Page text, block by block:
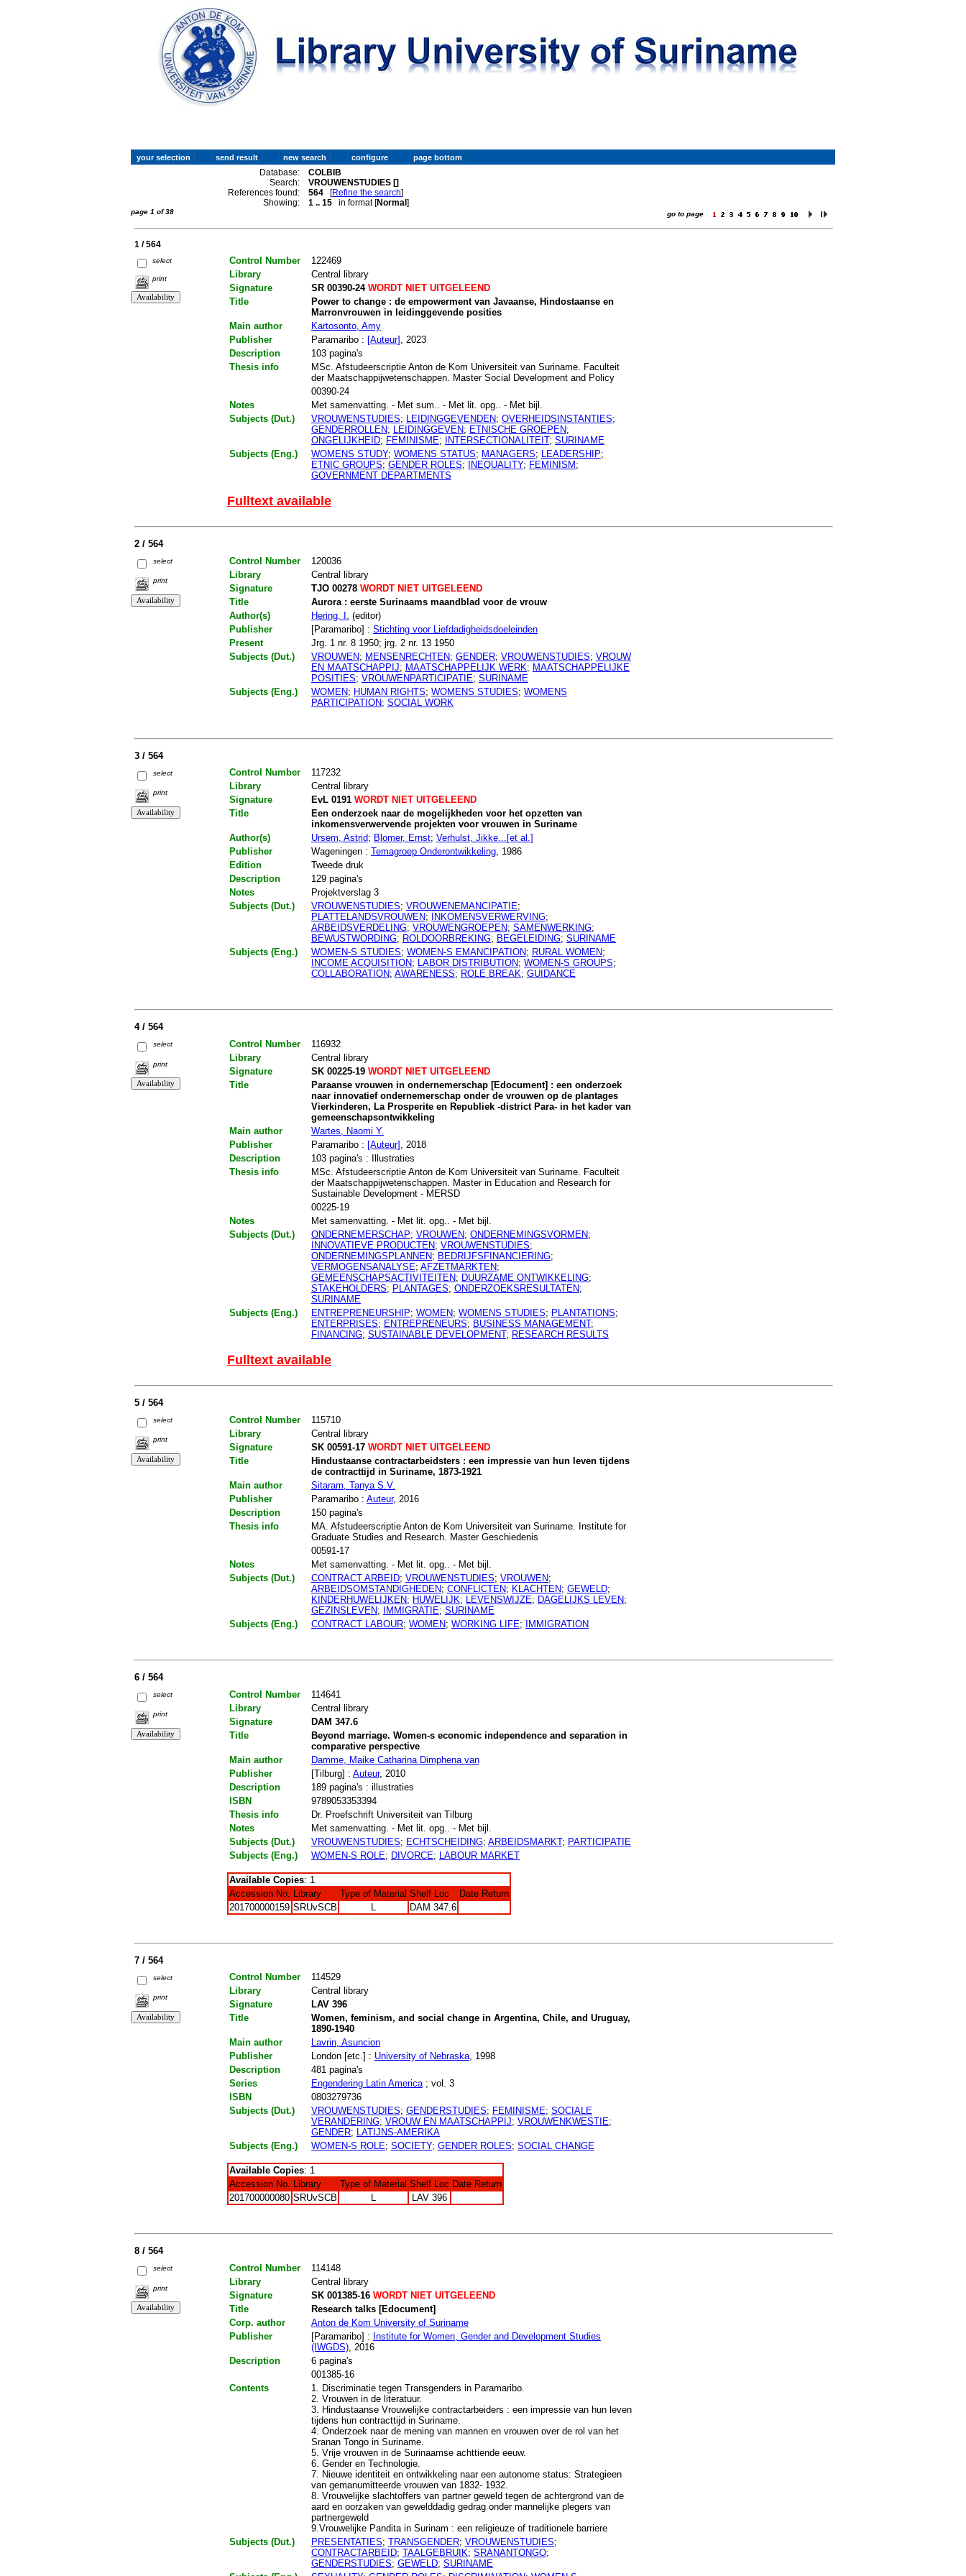
Database:
COLBIB
Search:
VROUWENSTUDIES []
References found:
564 [Refine the search]
Showing:
1 .. 15 in format [Normal]
page 1 of 38 go to page
1 / 564
select
print
Control Number
122469
Library
Central library
Signature
SR 00390-24WORDT NIET UITGELEEND
Title
Power to change : de empowerment van Javaanse, Hindostaanse en
Marronvrouwen in leidinggevende posities
Main author
Kartosonto, Amy
Publisher
Paramaribo : [Auteur]
, 2023
Description
103 pagina's
Thesis info
MSc. Afstudeerscriptie Anton de Kom Universiteit van Suriname. Faculteit
der Maatschappijwetenschappen. Master Social Development and Policy
00390-24
Notes
Met samenvatting. - Met sum.. - Met lit. opg.. - Met bijl.
Subjects (Dut.)
VROUWENSTUDIES; LEIDINGGEVENDEN; OVERHEIDSINSTANTIES;
GENDERROLLEN; LEIDINGGEVEN; ETNISCHE GROEPEN;
ONGELIJKHEID; FEMINISME; INTERSECTIONALITEIT; SURINAME
Subjects (Eng.)
WOMENS STUDY; WOMENS STATUS; MANAGERS; LEADERSHIP;
ETNIC GROUPS; GENDER ROLES; INEQUALITY; FEMINISM ;
GOVERNMENT DEPARTMENTS
Fulltext available
2 / 564
select
print
Control Number
120036
Library
Central library
Signature
TJO 00278WORDT NIET UITGELEEND
Title
Aurora : eerste Surinaams maandblad voor de vrouw
Author(s)
Hering, I. (editor)
Publisher
[Paramaribo] : Stichting voor Liefdadigheidsdoeleinden
Present
Jrg. 1 nr. 8 1950; jrg. 2 nr. 13 1950
Subjects (Dut.)
VROUWEN; MENSENRECHTEN; GENDER; VROUWENSTUDIES; VROUW
EN MAATSCHAPPIJ; MAATSCHAPPELIJK WERK; MAATSCHAPPELIJKE
POSITIES; VROUWENPARTICIPATIE; SURINAME
Subjects (Eng.)
WOMEN; HUMAN RIGHTS; WOMENS STUDIES; WOMENS
PARTICIPATION; SOCIAL WORK
3 / 564
select
print
Control Number
117232
Library
Central library
Signature
EvL 0191WORDT NIET UITGELEEND
Title
Een onderzoek naar de mogelijkheden voor het opzetten van
inkomensverwervende projekten voor vrouwen in Suriname
Author(s)
Ursem, Astrid; Blomer, Ernst; Verhulst, Jikke...[et al.]
Publisher
Wageningen : Temagroep Onderontwikkeling, 1986
Edition
Tweede druk
Description
129 pagina's
Notes
Projektverslag 3
Subjects (Dut.)
VROUWENSTUDIES; VROUWENEMANCIPATIE;
PLATTELANDSVROUWEN; INKOMENSVERWERVING;
ARBEIDSVERDELING; VROUWENGROEPEN; SAMENWERKING;
BEWUSTWORDING; ROLDOORBREKING; BEGELEIDING; SURINAME
Subjects (Eng.)
WOMEN-S STUDIES; WOMEN-S EMANCIPATION; RURAL WOMEN;
INCOME ACQUISITION; LABOR DISTRIBUTION; WOMEN-S GROUPS;
COLLABORATION; AWARENESS; ROLE BREAK; GUIDANCE
4 / 564
select
print
Control Number
116932
Library
Central library
Signature
SK 00225-19WORDT NIET UITGELEEND
Title
Paraanse vrouwen in ondernemerschap [Edocument] : een onderzoek
naar innovatief ondernemerschap onder de vrouwen op de plantages
Vierkinderen, La Prosperite en Republiek -district Para- in het kader van
gemeenschapsontwikkeling
Main author
Wartes, Naomi Y.
Publisher
Paramaribo : [Auteur] , 2018
Description
103 pagina's : Illustraties
Thesis info
MSc. Afstudeerscriptie Anton de Kom Universiteit van Suriname. Faculteit
der Maatschappijwetenschappen. Master in Education and Research for
Sustainable Development - MERSD
00225-19
Notes
Met samenvatting. - Met lit. opg.. - Met bijl.
Subjects (Dut.)
ONDERNEMERSCHAP; VROUWEN; ONDERNEMINGSVORMEN;
INNOVATIEVE PRODUCTEN; VROUWENSTUDIES;
ONDERNEMINGSPLANNEN; BEDRIJFSFINANCIERING;
VERMOGENSANALYSE; AFZETMARKTEN;
GEMEENSCHAPSACTIVITEITEN; DUURZAME ONTWIKKELING;
STAKEHOLDERS; PLANTAGES; ONDERZOEKSRESULTATEN;
SURINAME
Subjects (Eng.)
ENTREPRENEURSHIP; WOMEN; WOMENS STUDIES; PLANTATIONS;
ENTERPRISES; ENTREPRENEURS; BUSINESS MANAGEMENT;
FINANCING; SUSTAINABLE DEVELOPMENT; RESEARCH RESULTS
Fulltext available
5 / 564
select
print
Control Number
115710
Library
Central library
Signature
SK 00591-17WORDT NIET UITGELEEND
Title
Hindustaanse contractarbeidsters : een impressie van hun leven tijdens
de contracttijd in Suriname, 1873-1921
Main author
Sitaram, Tanya S.V.
Publisher
Paramaribo : Auteur, 2016
Description
150 pagina's
Thesis info
MA. Afstudeerscriptie Anton de Kom Universiteit van Suriname. Institute for
Graduate Studies and Research. Master Geschiedenis
00591-17
Notes
Met samenvatting. - Met lit. opg.. - Met bijl.
Subjects (Dut.)
CONTRACT ARBEID; VROUWENSTUDIES; VROUWEN;
ARBEIDSOMSTANDIGHEDEN; CONFLICTEN; KLACHTEN; GEWELD;
KINDERHUWELIJKEN; HUWELIJK; LEVENSWIJZE; DAGELIJKS LEVEN;
GEZINSLEVEN; IMMIGRATIE; SURINAME
Subjects (Eng.)
CONTRACT LABOUR; WOMEN; WORKING LIFE; IMMIGRATION
6 / 564
select
print
Control Number
114641
Library
Central library
Signature
DAM 347.6
Title
Beyond marriage. Women-s economic independence and separation in
comparative perspective
Main author
Damme, Maike Catharina Dimphena van
Publisher
[Tilburg] : Auteur, 2010
Description
189 pagina's : illustraties
ISBN
9789053353394
Thesis info
Dr. Proefschrift Universiteit van Tilburg
Notes
Met samenvatting. - Met lit. opg.. - Met bijl.
Subjects (Dut.)
VROUWENSTUDIES; ECHTSCHEIDING; ARBEIDSMARKT; PARTICIPATIE
Subjects (Eng.)
WOMEN-S ROLE; DIVORCE; LABOUR MARKET
Available Copies: 1
Accession No. Library Type of Material Shelf Loc
Date Return
201700000159 SRUvSCB L DAM 347.6
7 / 564
select
print
Control Number
114529
Library
Central library
Signature
LAV 396
Title
Women, feminism, and social change in Argentina, Chile, and Uruguay,
1890-1940
Main author
Lavrin, Asuncion
Publisher
London [etc.] : University of Nebraska, 1998
Description
481 pagina's
Series
Engendering Latin America; vol. 3
ISBN
0803279736
Subjects (Dut.)
VROUWENSTUDIES; GENDERSTUDIES; FEMINISME; SOCIALE
VERANDERING; VROUW EN MAATSCHAPPIJ; VROUWENKWESTIE;
GENDER; LATIJNS-AMERIKA
Subjects (Eng.)
WOMEN-S ROLE; SOCIETY; GENDER ROLES; SOCIAL CHANGE
Available Copies: 1
Accession No. Library Type of Material Shelf Loc Date Return
201700000080 SRUvSCB L LAV 396
8 / 564
select
print
Control Number
114148
Library
Central library
Signature
SK 001385-16WORDT NIET UITGELEEND
Title
Research talks [Edocument]
Corp. author
Anton de Kom University of Suriname
Publisher
[Paramaribo] : Institute for Women, Gender and Development Studies
(IWGDS), 2016
Description
6 pagina's
001385-16
Contents
1. Discriminatie tegen Transgenders in Paramaribo.
2. Vrouwen in de literatuur.
3. Hindustaanse Vrouwelijke contractarbeiders : een impressie van hun leven
tijdens hun contracttijd in Suriname.
4. Onderzoek naar de mening van mannen en vrouwen over de rol van het
Sranan Tongo in Suriname.
5. Vrije vrouwen in de Surinaamse achttiende eeuw.
6. Gender en Technologie.
7. Nieuwe identiteit en ontwikkeling naar een autonome status: Strategieen
van gemanumitteerde vrouwen van 1832- 1932.
8. Vrouwelijke slachtoffers van partner geweld tegen de achtergrond van de
aard en oorzaken van gewelddadig gedrag onder mannelijke plegers van
partnergeweld
9.Vrouwelijke Pandita in Surinam : een religieuze of traditionele barriere
Subjects (Dut.)
PRESENTATIES; TRANSGENDER; VROUWENSTUDIES;
CONTRACTARBEID; TAALGEBRUIK; SRANANTONGO;
GENDERSTUDIES; GEWELD; SURINAME